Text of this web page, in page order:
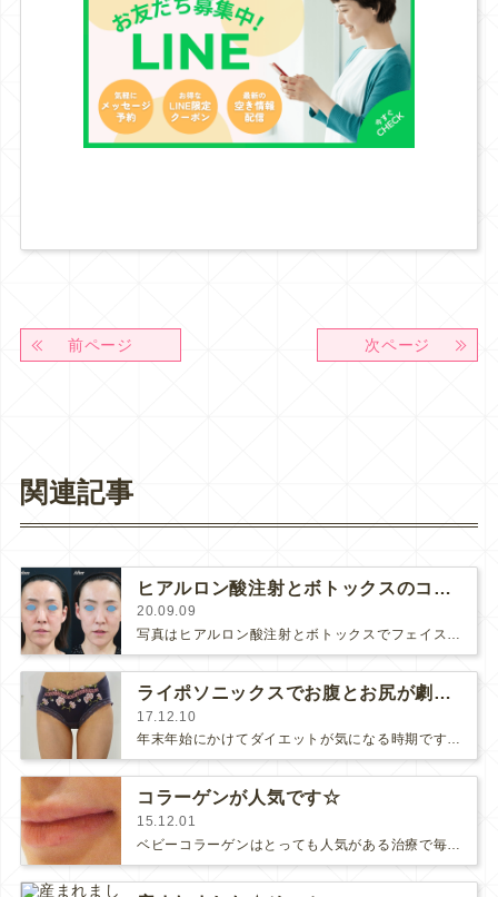
前ページ 次ページ
関連記事
ヒアルロン酸注射とボトックスのコンビネーション治療
20.09.09
写真はヒアルロン酸注射とボトックスでフェイスリフトを行い、お顔のバランスを整えた４０代の女性です。(さらに…)
ライポソニックスでお腹とお尻が劇的スッキリ！
17.12.10
年末年始にかけてダイエットが気になる時期ですね！ライポソニックスとダイエットサプリメントのコンビネーションでダイエットした症例で…
コラーゲンが人気です☆
15.12.01